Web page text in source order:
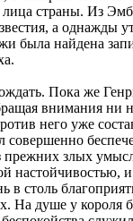
лица страны. Из
а однажды
была найдена
Пока же
внимания ни
него уже
совершенно
злых
настойчивостью,
в столь
На душе у короля